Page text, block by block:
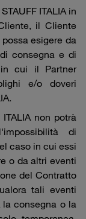
ITALIA in
il Cliente
esigere da
consegna e di
cui il Partner
e/o doveri
non potrà
di
caso in cui essi
o da altri eventi
del Contratto
tali eventi
la consegna o la